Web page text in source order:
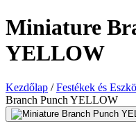
Miniature
YELLOW
Kezdőlap / Festékek és
Branch Punch YELLOW